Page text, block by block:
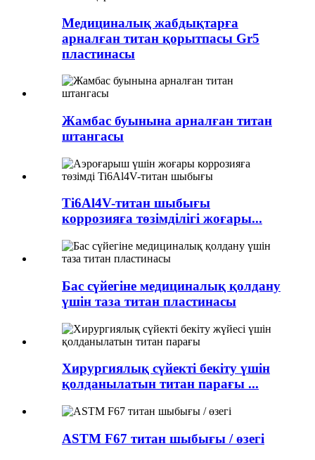
Медициналық жабдықтарға
арналған титан қорытпасы Gr5
пластинасы
Жамбас буынына арналған титан
штангасы
Ti6Al4V-титан шыбығы
коррозияға төзімділігі жоғары...
Бас сүйегіне медициналық қолдану
үшін таза титан пластинасы
Хирургиялық сүйекті бекіту үшін
қолданылатын титан парағы ...
ASTM F67 титан шыбығы / өзегі